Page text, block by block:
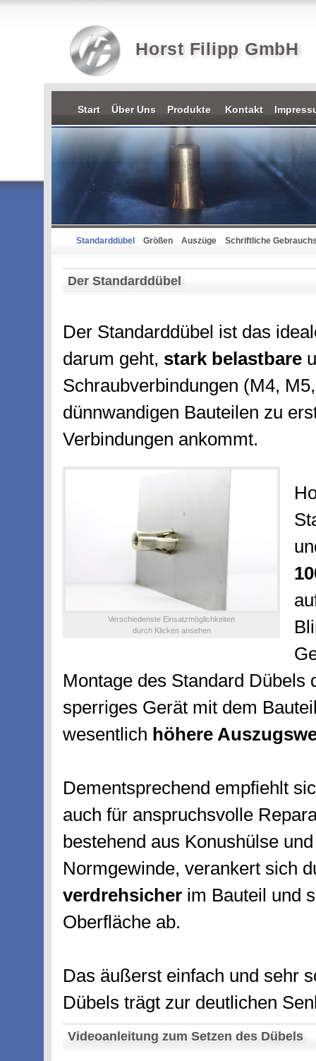
Horst Filipp GmbH
Start Über Uns Produkte Kontakt
Standarddübel Größen Auszüge Schriftliche
Der Standarddübel
Der Standarddübel ist das
darum geht, stark belastbare
Schraubverbindungen (M4,
dünnwandigen Bauteilen zu
Verbindungen ankommt.
Verschiedenste Einsatzmöglichkeiten
durch Klicken ansehen
Montage des Standard Dübels
sperriges Gerät mit dem
wesentlich höhere
Dementsprechend empfiehlt
auch für anspruchsvolle
bestehend aus Konushülse
Normgewinde, verankert sich
verdrehsicher im Bauteil und
Oberfläche ab.
Das äußerst einfach und sehr
Dübels trägt zur deutlichen
Videoanleitung zum Setzen des Dübels